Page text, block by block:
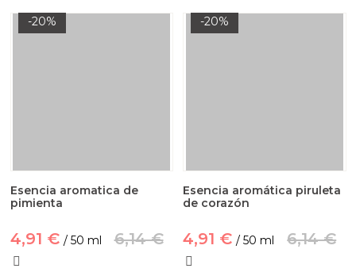
-20%
Esencia aromatica de
pimienta
4,91 € / 50 ml 6,14 €
-20%
Esencia aromática piruleta
de corazón
4,91 € / 50 ml 6,14 €